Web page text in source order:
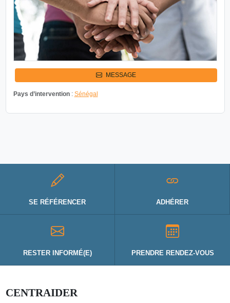
MESSAGE
Pays d’intervention: Sénégal
SE RÉFÉRENCER ADHÉRER
RESTER INFORMÉ(E) PRENDRE RENDEZ-VOUS
CENTRAIDER